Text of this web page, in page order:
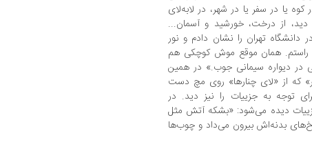
یا در سفر یا در شهر، در لابه‌لای
از درخت، خورشید و آسمان...
تهران را نشان دادم و نور
راستم. همان موقع موش کوچکی هم
دیواره سیمانی جوب.» در همین
که از «لای چنارها» روی مچ دست
توجه به جزییات را نیز دید. در
جزییات دیده می‌شود: «بشکه آتش مثل
بدنه‌اش بیرون می‌داد و چوب‌ها